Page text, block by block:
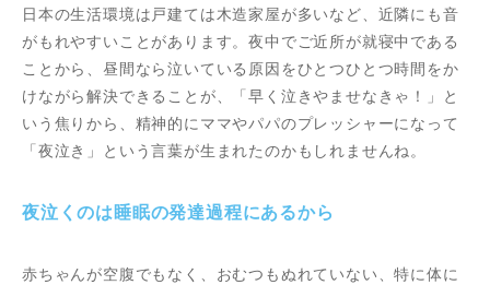
日本の生活環境は戸建ては木造家屋が多いなど、近隣にも音
がもれやすいことがあります。夜中でご近所が就寝中である
ことから、昼間なら泣いている原因をひとつひとつ時間をか
けながら解決できることが、「早く泣きやませなきゃ！」と
いう焦りから、精神的にママやパパのプレッシャーになって
「夜泣き」という言葉が生まれたのかもしれませんね。
夜泣くのは睡眠の発達過程にあるから
赤ちゃんが空腹でもなく、おむつもぬれていない、特に体に